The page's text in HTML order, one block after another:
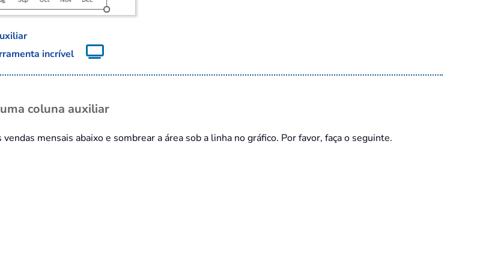
incrível
coluna auxiliar
mensais abaixo e sombrear a área sob a linha no gráfico. Por favor, faça o seguinte.